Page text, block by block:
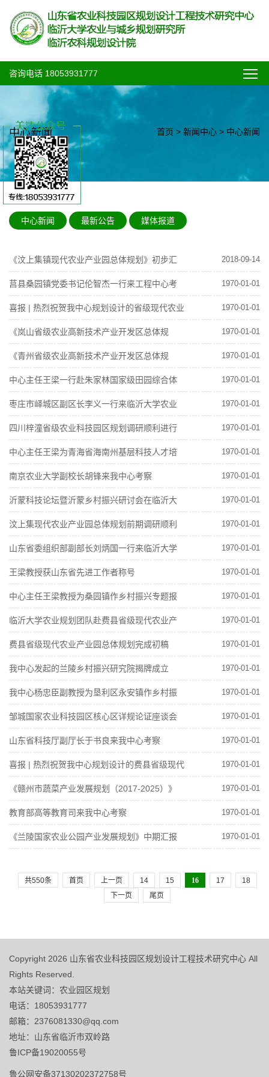
咨询电话 18053931777
首页 > 新闻中心 > 中心新闻
中心新闻
中心新闻 最新公告 媒体报道
《汶上集镇现代农业产业园总体规划》初步汇
报讨论会顺利举行
2018-09-14
莒县桑园镇党委书记伦智杰一行来工程中心考
察交流
1970-01-01
喜报 | 热烈祝贺我中心规划设计的省级现代农业
产业园胡阳镇成功申报国家级农业产业强镇！
1970-01-01
《岚山省级农业高新技术产业开发区总体规
划》 研讨汇报会顺利举行
1970-01-01
《青州省级农业高新技术产业开发区总体规
划》 论证会顺利举行
1970-01-01
中心主任王梁一行赴朱家林国家级田园综合体
调研
1970-01-01
枣庄市峄城区副区长李义一行来临沂大学农业
规划团队考察
1970-01-01
四川梓潼省级农业科技园区规划调研顺利进行 1970-01-01
中心主任王梁为青海省海南州基层科技人才培
训班作专题报告
1970-01-01
南京农业大学副校长胡锋来我中心考察 1970-01-01
沂蒙科技论坛暨沂蒙乡村振兴研讨会在临沂大
学举行
1970-01-01
汶上集现代农业产业园总体规划前期调研顺利
进行
1970-01-01
山东省委组织部副部长刘炳国一行来临沂大学
农业规划团队考察指导工作
1970-01-01
王梁教授获山东省先进工作者称号 1970-01-01
中心主任王梁教授为桑园镇作乡村振兴专题报
告
1970-01-01
临沂大学农业规划团队赴费县省级现代农业产
业园调研
1970-01-01
费县省级现代农业产业园总体规划完成初稿 1970-01-01
我中心发起的兰陵乡村振兴研究院揭牌成立 1970-01-01
我中心杨忠臣副教授为垦利区永安镇作乡村振
兴专题报告
1970-01-01
邹城国家农业科技园区核心区详规论证座谈会
举行
1970-01-01
山东省科技厅副厅长于书良来我中心考察 1970-01-01
喜报 | 热烈祝贺我中心规划设计的费县省级现代
农业产业园成功获批！
1970-01-01
《赣州市蔬菜产业发展规划（2017-2025）》
顺利通过专家评审
1970-01-01
教育部高等教育司来我中心考察 1970-01-01
《兰陵国家农业公园产业发展规划》中期汇报 1970-01-01
共550条 首页 上一页 14 15 16 17
18
下一页
尾页
Copyright 2026 山东省农业科技园区规划设计工程技术研究中心 All
Rights Reserved.
本站关键词：农业园区规划
电话：18053931777
邮箱：2376081330@qq.com
地址：山东省临沂市双岭路
鲁ICP备19020055号
鲁公网安备37130202372758号